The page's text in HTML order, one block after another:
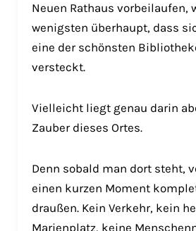
Neuen Rathaus vorbeilaufen,
wenigsten überhaupt, dass
eine der schönsten
versteckt.
Vielleicht liegt genau darin
Zauber dieses Ortes.
Denn sobald man dort steht,
einen kurzen Moment
draußen. Kein Verkehr, kein
Marienplatz, keine